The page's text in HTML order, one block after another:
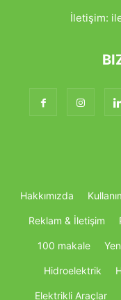
İletişim:
Hakkımızda
Reklam & İletişim
100 makale
Hidroelektrik
Elektrikli Araçlar